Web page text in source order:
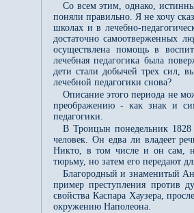
Со всем этим, однако,
поняли правильно. Я не хочу
школах и в лечебно-
достаточно самоотверженных
осуществлена помощь в
лечебная педагогика была
дети стали добычей трех сил,
лечебной педагогики снова?
Описание этого периода не
преображению - как знак и
педагогики.
В Троицын понедельник
человек. Он едва ли владеет
Никто, в том числе и он сам,
тюрьму, но затем его передают
Благородный и знаменитый
пример преступления против
свойства Каспара Хаузера,
окружению Наполеона.